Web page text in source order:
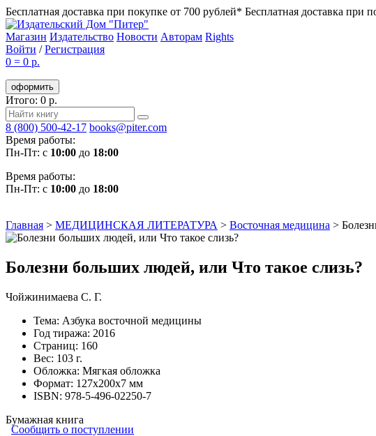
Бесплатная доставка при покупке от 700 рублей* Бесплатная доставка при
Магазин Издательство Новости Авторам Rights
Войти /Регистрация
0 = 0 р.
оформить
Итого: 0 р.
8 (800) 500-42-17 books@piter.com
Время работы:
Пн-Пт: с 10:00 до 18:00
Время работы:
Пн-Пт: с 10:00 до 18:00
Главная > МЕДИЦИНСКАЯ ЛИТЕРАТУРА > Восточная медицина >
Болезни больших людей, или Что такое слизь?
Чойжинимаева С. Г.
Тема: Азбука восточной медицины
Год тиража: 2016
Страниц: 160
Вес: 103 г.
Обложка: Мягкая обложка
Формат: 127х200х7 мм
ISBN: 978-5-496-02250-7
Бумажная книга
Сообщить о поступлении